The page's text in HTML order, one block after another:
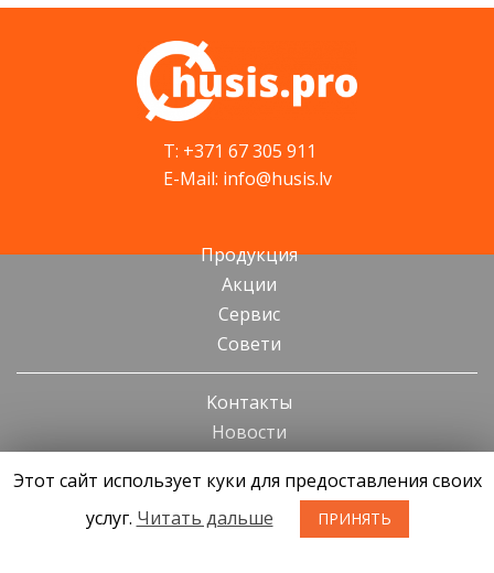
T: +371 67 305 911
E-Mail: info@husis.lv
Продукция
Акции
Cервис
Cовети
Kонтакты
Новости
Условия приобретения товаров
Этот сайт использует куки для предоставления своих
услуг. Читать дальше ПРИНЯТЬ